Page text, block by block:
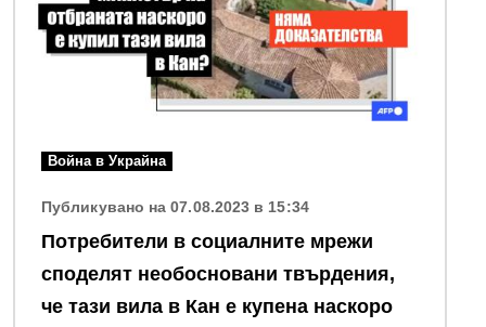
Война в Украйна
Публикувано на 07.08.2023 в 15:34
Потребители в социалните мрежи
споделят необосновани твърдения,
че тази вила в Кан е купена наскоро